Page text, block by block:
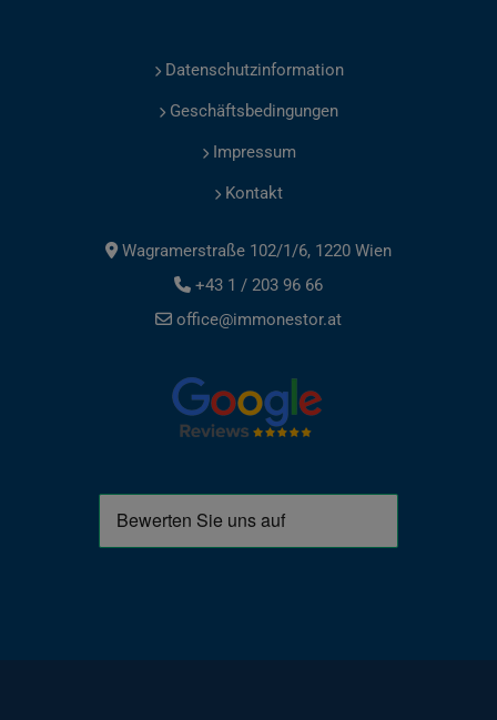
Datenschutzinformation
Geschäftsbedingungen
Impressum
Kontakt
Wagramerstraße 102/1/6, 1220 Wien
+43 1 / 203 96 66
office@immonestor.at